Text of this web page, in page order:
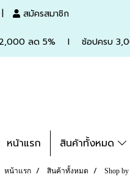
สมัครสมาชิก
2,000 ลด 5% l ช้อปครบ
หน้าแรก สินค้าทั้งหมด
หน้าแรก สินค้าทั้งหมด Shop